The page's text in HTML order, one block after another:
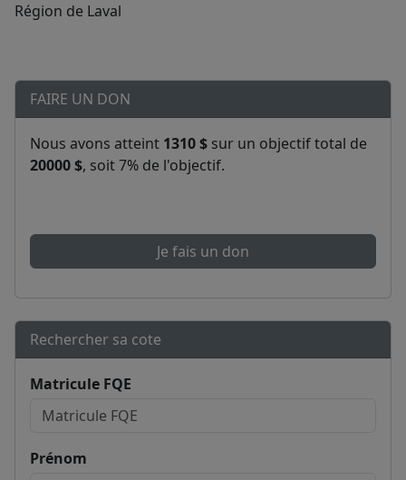
Région de Laval
FAIRE UN DON
Nous avons atteint 1310 $ sur un objectif total de
20000 $, soit 7% de l'objectif.
Je fais un don
Rechercher sa cote
Matricule FQE
Prénom